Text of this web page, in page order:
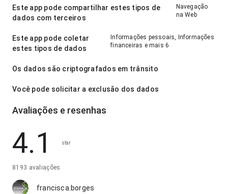
Este app pode compartilhar estes tipos de
dados com terceiros
Navegação
na Web
Este app pode coletar
estes tipos de dados
Informações pessoais, Informações
financeiras e mais 6
Os dados são criptografados em trânsito
Você pode solicitar a exclusão dos dados
Avaliações e resenhas
4.1 star
8193 avaliações
francisca.borges